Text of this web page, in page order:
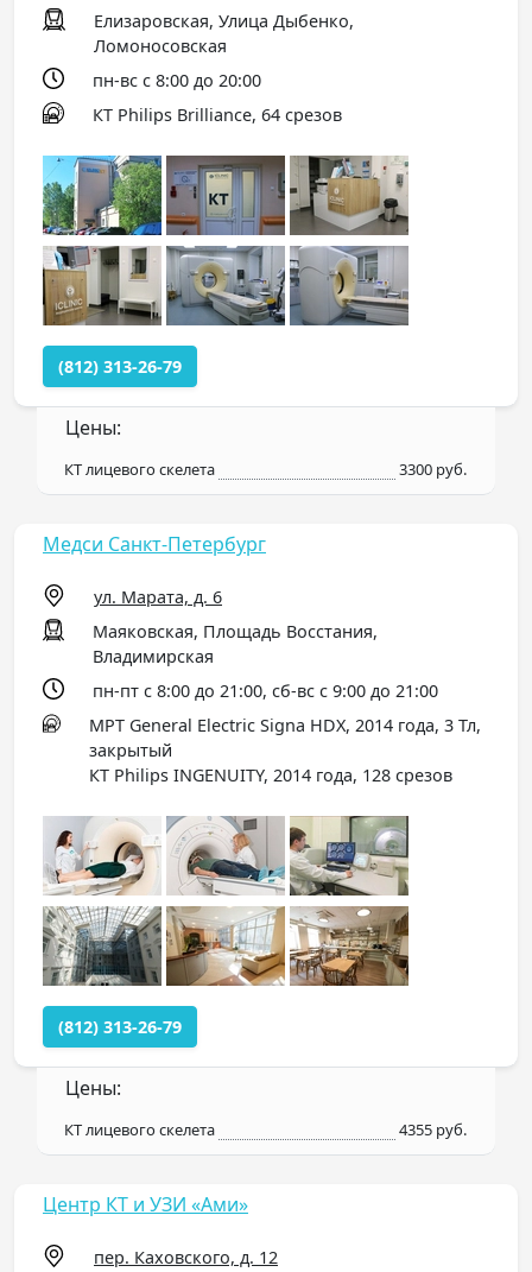
Елизаровская, Улица Дыбенко,
Ломоносовская
пн-вс с 8:00 до 20:00
КТ Philips Brilliance, 64 срезов
(812) 313-26-79
Цены:
КТ лицевого скелета 3300 руб.
Медси Санкт-Петербург
ул. Марата, д. 6
Маяковская, Площадь Восстания,
Владимирская
пн-пт с 8:00 до 21:00, сб-вс с 9:00 до 21:00
МРТ General Electric Signa HDX, 2014 года, 3 Тл,
закрытый
КТ Philips INGENUITY, 2014 года, 128 срезов
(812) 313-26-79
Цены:
КТ лицевого скелета 4355 руб.
Центр КТ и УЗИ «Ами»
пер. Каховского, д. 12